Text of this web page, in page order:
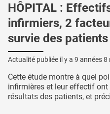
HÔPITAL :
infirmiers, 2
survie des patients
Actualité publiée il y a 9 années 8
Cette étude montre à quel
infirmières et leur effectif
résultats des patients, et